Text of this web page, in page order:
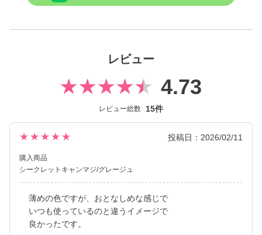
レビュー
4.73
レビュー総数 15件
★★★★★ 投稿日：2026/02/11
購入商品
シークレットキャンマジ/グレージュ
薄めの色ですが、おとなしめな感じで
いつも使っているのと違うイメージで
良かったです。